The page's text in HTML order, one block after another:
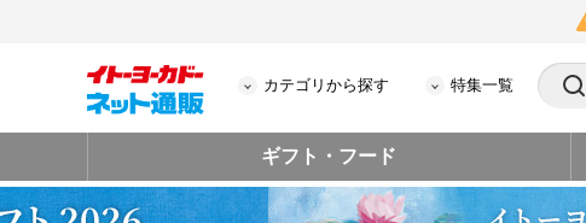
カテゴリから探す 特集一覧
ギフト・フード